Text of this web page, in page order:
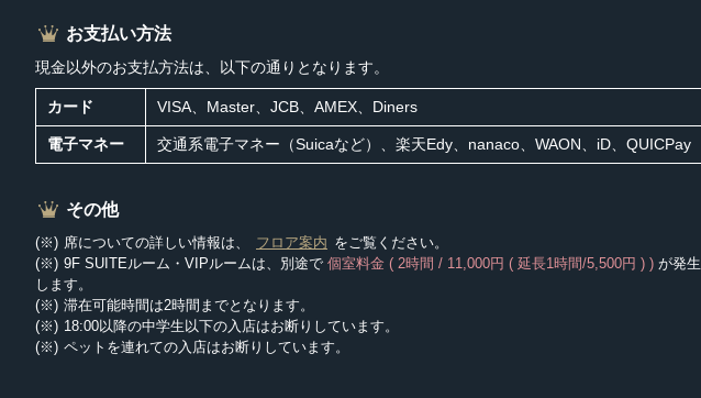
お支払い方法
現金以外のお支払方法は、以下の通りとなります。
カード VISA、Master、JCB、AMEX、Diners
電子マネー 交通系電子マネー（Suicaなど）、楽天Edy、nanaco、WAON、iD、QUICPay
その他
席についての詳しい情報は、 フロア案内 をご覧ください。
9F SUITEルーム・VIPルームは、別途で 個室料金 ( 2時間 / 11,000円 ( 延長1時間/5,500円 ) ) が発生
します。
滞在可能時間は2時間までとなります。
18:00以降の中学生以下の入店はお断りしています。
ペットを連れての入店はお断りしています。